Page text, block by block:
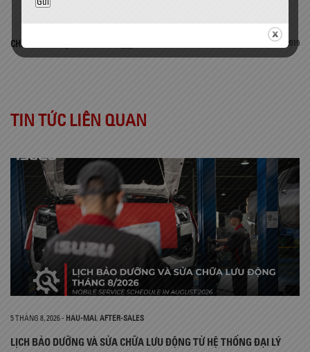
CHIA SẺ 26 Tháng 8, 2019
TIN TỨC LIÊN QUAN
5 THÁNG 8, 2026- HAU-MAI, AFTER-SALES
LỊCH BẢO DƯỠNG VÀ SỬA CHỮA LƯU ĐỘNG TỪ HỆ THỐNG ĐẠI LÝ